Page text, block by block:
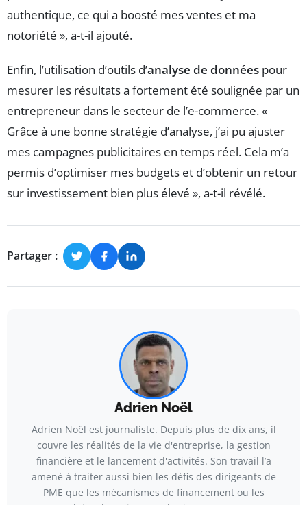
authentique, ce qui a boosté mes ventes et ma
notoriété », a-t-il ajouté.
Enfin, l’utilisation d’outils d’analyse de données pour
mesurer les résultats a fortement été soulignée par un
entrepreneur dans le secteur de l’e-commerce. «
Grâce à une bonne stratégie d’analyse, j’ai pu ajuster
mes campagnes publicitaires en temps réel. Cela m’a
permis d’optimiser mes budgets et d’obtenir un retour
sur investissement bien plus élevé », a-t-il révélé.
Partager :
Adrien Noël
Adrien Noël est journaliste. Depuis plus de dix ans, il
couvre les réalités de la vie d'entreprise, la gestion
financière et le lancement d'activités. Son travail l’a
amené à traiter aussi bien les défis des dirigeants de
PME que les mécanismes de financement ou les